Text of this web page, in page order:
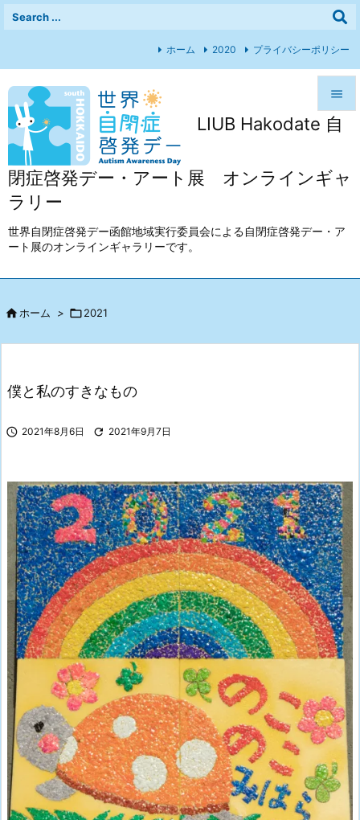
LIUB Hakodate 自
閉症啓発デー・アート展 オンラインギャ
ラリー
世界自閉症啓発デー函館地域実行委員会による自閉症啓発デー・ア
ート展のオンラインギャラリーです。



前へ
次へ
ホーム 2020 プライバシーポリシー
ホーム > 2021
僕と私のすきなもの
 2021年8月6日  2021年9月7日